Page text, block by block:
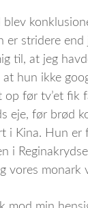
blev
er stridere end
til, at jeg
hun ikke
op før tv’et fik
eje, før brød
i Kina. Hun er
i
vores monark